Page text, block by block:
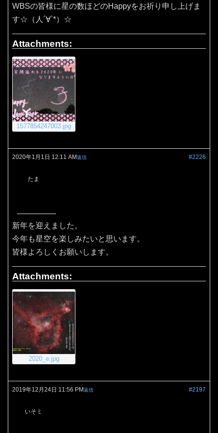
WBSの皆様に星の数ほどのHappyをお祈り申し上げま
す☆（人´∀`*）☆
Attachments:
1577854247003.jpg
2020年1月1日 12:11 AM #2226
返信
たま
新年を迎えました。
今年も星空を楽しみたいと思います。
皆様よろしくお願いします。
Attachments:
2020_e.jpg
2019年12月24日 11:56 PM #2197
返信
いそミ